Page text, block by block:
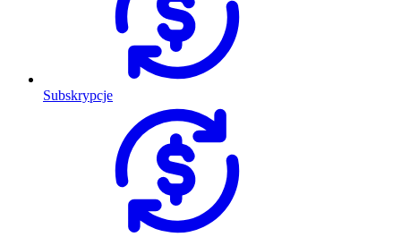
Subskrypcje